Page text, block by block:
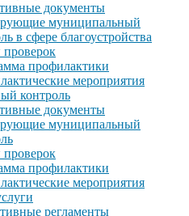
документы
муниципальный
в сфере благоустройства
профилактики
мероприятия
контроль
документы
муниципальный
профилактики
мероприятия
регламенты